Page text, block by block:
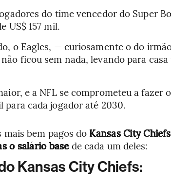
do time vencedor do Super
US$ 157 mil.
o Eagles, — curiosamente o do
ficou sem nada, levando para
e a NFL se comprometeu a fazer
para cada jogador até 2030.
bem pagos do Kansas City Chiefs
o salário basede cada um deles:
Kansas City Chiefs: